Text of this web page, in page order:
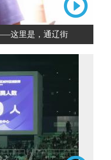
这里是，通辽街